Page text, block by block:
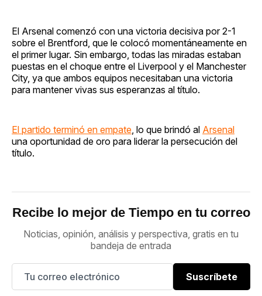
El Arsenal comenzó con una victoria decisiva por 2-1
sobre el Brentford, que le colocó momentáneamente en
el primer lugar. Sin embargo, todas las miradas estaban
puestas en el choque entre el Liverpool y el Manchester
City, ya que ambos equipos necesitaban una victoria
para mantener vivas sus esperanzas al título.
El partido terminó en empate , lo que brindó al Arsenal
una oportunidad de oro para liderar la persecución del
título.
Recibe lo mejor de Tiempo en tu correo
Noticias, opinión, análisis y perspectiva, gratis en tu
bandeja de entrada
Suscríbete